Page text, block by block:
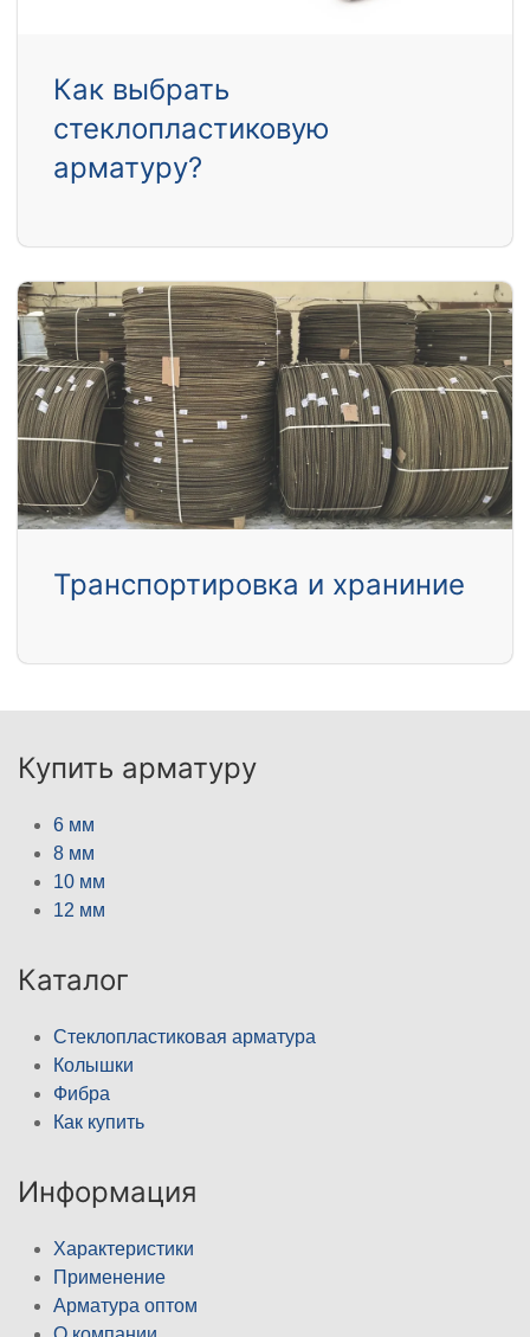
Как выбрать
стеклопластиковую
арматуру?
Транспортировка и храниние
Купить арматуру
6 мм
8 мм
10 мм
12 мм
Каталог
Стеклопластиковая арматура
Колышки
Фибра
Как купить
Информация
Характеристики
Применение
Арматура оптом